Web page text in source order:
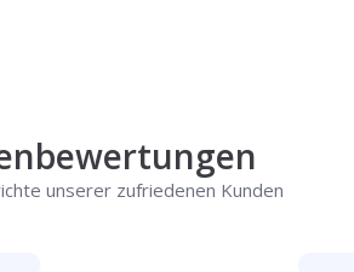
unserer zufriedenen Kunden